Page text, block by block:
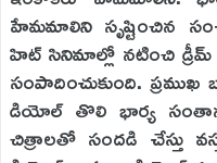
హేమమాలిని సృష్టించిన
హిట్ సినిమాల్లో నటించి
సంపాదించుకుంది.
డియోల్ తొలి భార్య
చిత్రాలతో సందడి చేస్తు